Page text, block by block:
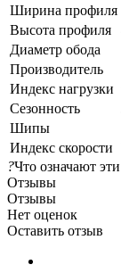
Ширина профиля
Высота профиля
Диаметр обода
Производитель
Индекс нагрузки
Сезонность
Шипы
Индекс скорости
?Что означают
Отзывы
Отзывы
Нет оценок
Оставить отзыв